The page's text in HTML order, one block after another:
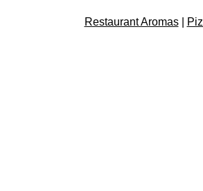
Restaurant Aromas|